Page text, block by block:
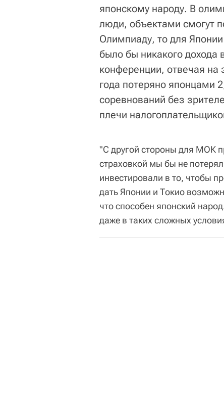
японскому народу. В
люди, объектами смогут
Олимпиаду, то для
было бы никакого дохода
конференции, отвечая на
года потеряно японцами
соревнований без
плечи
"С другой стороны для МОК
страховкой мы бы не
инвестировали в то, чтобы
дать Японии и Токио
что способен японский
даже в таких сложных